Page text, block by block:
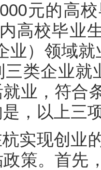
元的高
高校毕业
业）领域
三类企业
业，符合
，以上三
实现创业
策。首先